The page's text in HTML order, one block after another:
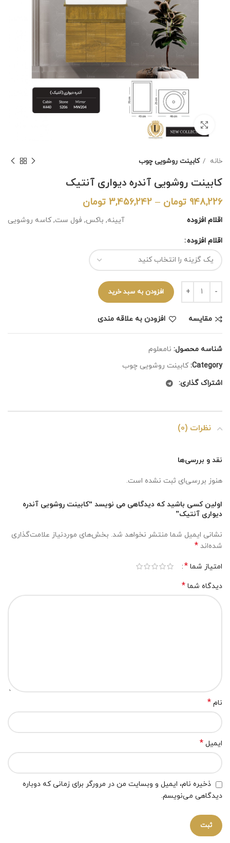
برای بزرگنمایی کلیک کنید
خانه کابینت روشویی چوب
کابینت روشویی آندره دیواری آنتیک
948,226 تومان –
3,456,242 تومان
اقلام افزوده آیینه, باکس, فول ست, کاسه روشویی
اقلام افزوده
افزودن به سبد خرید
مقايسه افزودن به علاقه مندی
شناسه محصول: نامعلوم
Category: کابینت روشویی چوب
اشتراک گذاری:
نظرات (0)
نقد و بررسی‌ها
هنوز بررسی‌ای ثبت نشده است.
اولین کسی باشید که دیدگاهی می نویسد “کابینت روشویی آندره
دیواری آنتیک”
نشانی ایمیل شما منتشر نخواهد شد. بخش‌های موردنیاز علامت‌گذاری
شده‌اند *
امتیاز شما *
دیدگاه شما *
نام *
ایمیل *
ذخیره نام، ایمیل و وبسایت من در مرورگر برای زمانی که دوباره
دیدگاهی می‌نویسم.